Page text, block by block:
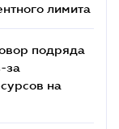
лимита
подряда
за
на